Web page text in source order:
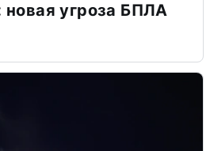
угроза БПЛА